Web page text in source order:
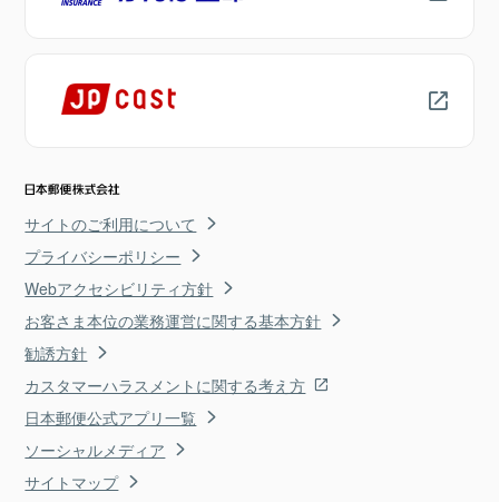
サイトのご利用について
プライバシーポリシー
Webアクセシビリティ方針
お客さま本位の業務運営に関する基本方針
勧誘方針
カスタマーハラスメントに関する考え方
日本郵便公式アプリ一覧
ソーシャルメディア
サイトマップ